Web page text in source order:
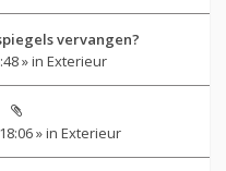
vervangen?
» in Exterieur
» in Exterieur